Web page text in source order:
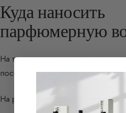
Куда наносить
парфюмерную
На точки пульсации — туда, где
поскольку она лучше
На различные стратегические